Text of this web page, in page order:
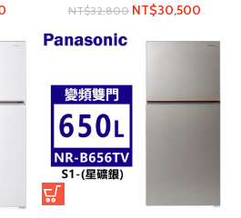
NT$32,800 NT$30,500